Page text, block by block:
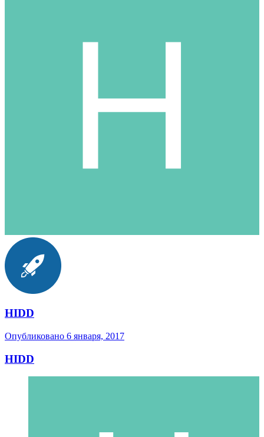
HIDD
Опубликовано 6 января, 2017
HIDD